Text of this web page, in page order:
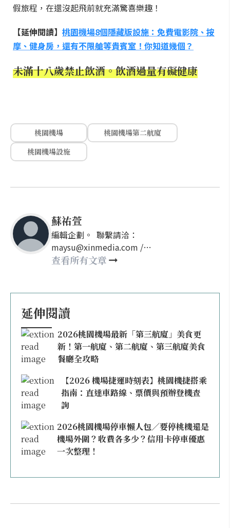
假旅程，在還沒起飛前就充滿驚喜樂趣！
【延伸閱讀】 桃園機場8個隱藏版設施：免費電影院、按
摩、健身房，還有不限艙等貴賓室！你知道幾個？
未滿十八歲禁止飲酒。飲酒過量有礙健康
桃園機場
桃園機場第二航廈
桃園機場設施
蘇祐萱
編輯企劃。 聯繫請洽：
maysu@xinmedia.com /
may860527@gmail.com
查看所有文章
延伸閱讀
2026桃園機場最新「第三航廈」美食更
新！第一航廈、第二航廈、第三航廈美食
餐廳全攻略
【2026 機場捷運時刻表】桃園機捷搭乘
指南：直達車路線、票價與預辦登機查
詢
2026桃園機場停車懶人包／要停桃機還是
機場外圍？收費各多少？信用卡停車優惠
一次整理！